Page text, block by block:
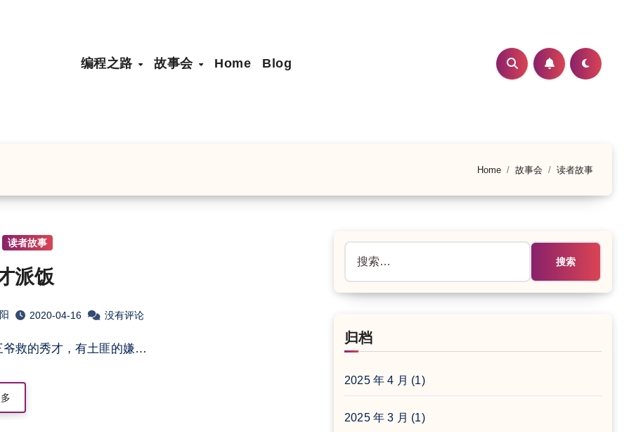
编程之路 故事会 Home Blog
Home 故事会 读者故事
读者故事
派饭
2020-04-16 没有评论
三爷救的秀才，有土匪的嫌…
索：
归档
2025 年 4 月 (1)
2025 年 3 月 (1)